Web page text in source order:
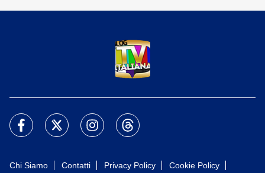
Chi Siamo Contatti Privacy Policy Cookie Policy